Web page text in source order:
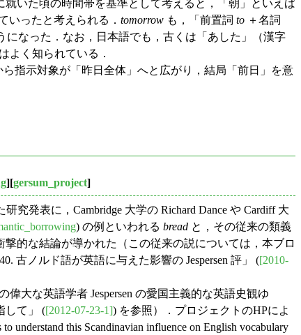
いた頃の時間帯を基準として考えると，「朝」といえば
いったと考えられる． tomorrow も，「前置詞 to ＋名詞
なった．なお，日本語でも，古くは「あした」（漢字
よく知られている．
指示対象が「昨日全体」へと広がり，結局「前日」を意
][gersum_project]
究発表に，Cambridge 大学の Richard Dance や Cardiff 大
) の例といわれる bread と，その従来の類義
的な結論が導かれた（この従来の説については，本ブロ
古ノルド語が英語に与えた影響の Jespersen 評」 ([2010-
大な英語学者 Jespersen の愛国主義的な英語史観ゆ
して」 ([2012-07-23-1]) を参照）．プロジェクトのHPによ
this Scandinavian influence on English vocabulary